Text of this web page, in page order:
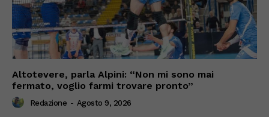
Altotevere, parla Alpini: “Non mi sono mai
fermato, voglio farmi trovare pronto”
Redazione - Agosto 9, 2026